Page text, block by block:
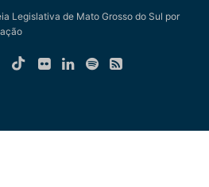
Legislativa de Mato Grosso do Sul por